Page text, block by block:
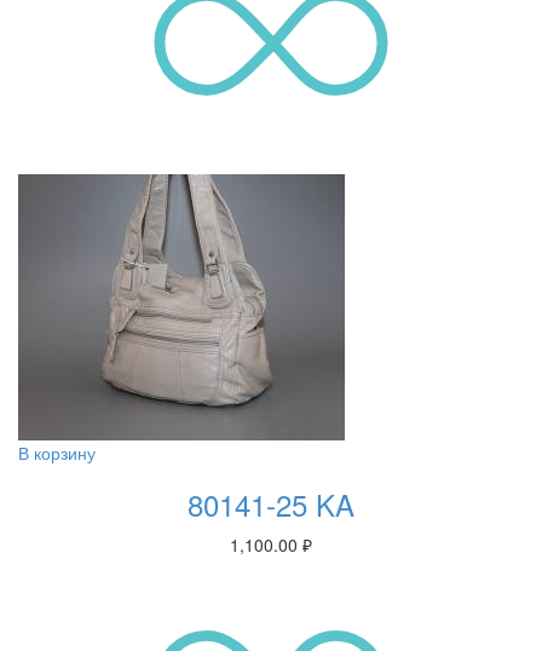
В корзину
80141-25 KA
1,100.00 ₽